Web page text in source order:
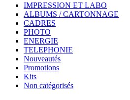
IMPRESSION ET LABO
ALBUMS / CARTONNAGE
CADRES
PHOTO
ENERGIE
TELEPHONIE
Nouveautés
Promotions
Kits
Non catégorisés